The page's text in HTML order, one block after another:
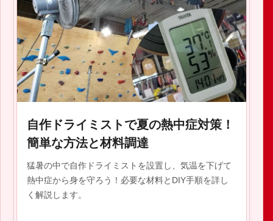
自作ドライミストで夏の熱中症対策！
簡単な方法と材料調達
猛暑の中で自作ドライミストを設置し、気温を下げて
熱中症から身を守ろう！必要な材料とDIY手順を詳し
く解説します。